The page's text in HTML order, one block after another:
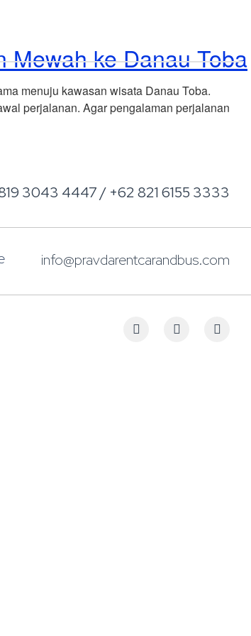
Mewah ke Danau Toba
menuju kawasan wisata Danau Toba.
perjalanan. Agar pengalaman perjalanan
3043 4447 / +62 821 6155 3333
info@pravdarentcarandbus.com